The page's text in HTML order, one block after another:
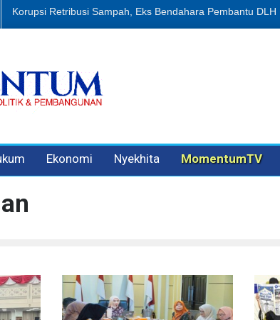
Dugaan Penipuan Oleh Oknum Kadis, Kuasa Hukum
Ekonomi Nyekhita MomentumTV